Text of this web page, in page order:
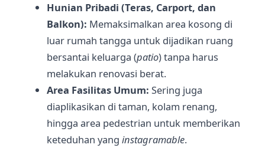
Hunian Pribadi (Teras, Carport, dan
Balkon): Memaksimalkan area kosong di
luar rumah tangga untuk dijadikan ruang
bersantai keluarga (patio) tanpa harus
melakukan renovasi berat.
Area Fasilitas Umum: Sering juga
diaplikasikan di taman, kolam renang,
hingga area pedestrian untuk memberikan
keteduhan yanginstagramable.